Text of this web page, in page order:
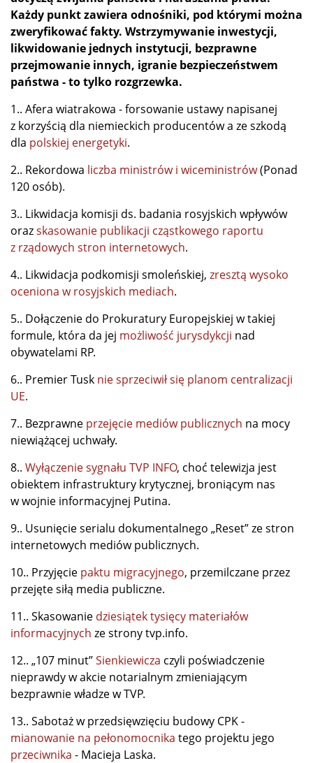
Każdy punkt zawiera odnośniki, pod którymi można
zweryfikować fakty. Wstrzymywanie inwestycji,
likwidowanie jednych instytucji, bezprawne
przejmowanie innych, igranie bezpieczeństwem
państwa - to tylko rozgrzewka.
1.. Afera wiatrakowa - forsowanie ustawy napisanej
z korzyścią dla niemieckich producentów a ze szkodą
dla polskiej energetyki.
2.. Rekordowa liczba ministrów i wiceministrów(Ponad
120 osób).
3.. Likwidacja komisji ds. badania rosyjskich wpływów
orazskasowanie publikacji cząstkowego raportu
z rządowych stron internetowych.
4.. Likwidacja podkomisji smoleńskiej, zresztą wysoko
oceniona w rosyjskich mediach.
5.. Dołączenie do Prokuratury Europejskiej w takiej
formule, która da jej możliwość jurysdykcji nad
obywatelami RP.
6.. Premier Tusk nie sprzeciwił się planom centralizacji
UE.
7.. Bezprawne przejęcie mediów publicznych na mocy
niewiążącej uchwały.
8.. Wyłączenie sygnału TVP INFO, choć telewizja jest
obiektem infrastruktury krytycznej, broniącym nas
w wojnie informacyjnej Putina.
9.. Usunięcie serialu dokumentalnego „Reset” ze stron
internetowych mediów publicznych.
10.. Przyjęcie paktu migracyjnego, przemilczane przez
przejęte siłą media publiczne.
11.. Skasowanie dziesiątek tysięcy materiałów
informacyjnych ze strony tvp.info.
12.. „107 minut”Sienkiewicza czyli poświadczenie
nieprawdy w akcie notarialnym zmieniającym
bezprawnie władze w TVP.
13.. Sabotaż w przedsięwzięciu budowy CPK -
mianowanie na pełonomocnika tego projektu jego
przeciwnika - Macieja Laska.